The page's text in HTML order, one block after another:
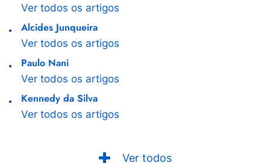
Ver todos os artigos
Alcides Junqueira
Ver todos os artigos
Paulo Nani
Ver todos os artigos
Kennedy da Silva
Ver todos os artigos
Ver todos